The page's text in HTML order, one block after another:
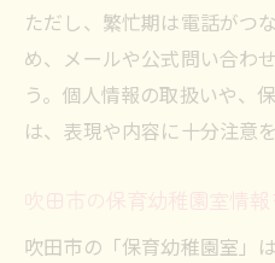
ただし、繁忙期は電話がつ
め、メールや公式問い合わ
う。個人情報の取扱いや、
は、表現や内容に十分注意
吹田市の保育幼稚園室情
吹田市の「保育幼稚園室」